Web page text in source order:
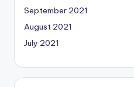
September 2021
August 2021
July 2021